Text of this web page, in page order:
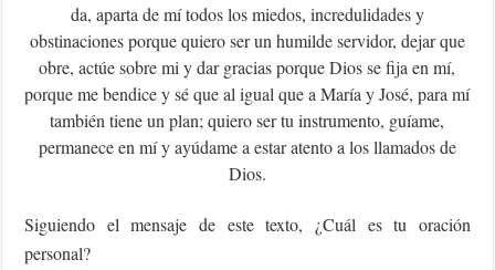
da, aparta de mí todos los miedos, incredulidades y
obstinaciones porque quiero ser un humilde servidor, dejar que
obre, actúe sobre mi y dar gracias porque Dios se fija en mí,
porque me bendice y sé que al igual que a María y José, para mí
también tiene un plan; quiero ser tu instrumento, guíame,
permanece en mí y ayúdame a estar atento a los llamados de
Dios.
Siguiendo el mensaje de este texto, ¿Cuál es tu oración
personal?